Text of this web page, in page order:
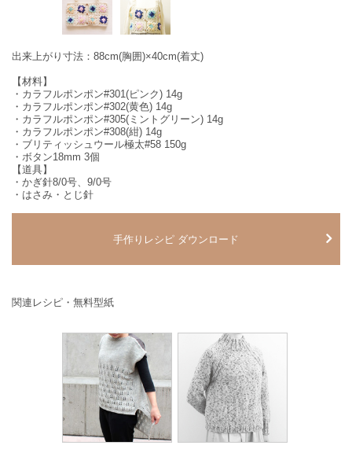
出来上がり寸法：88cm(胸囲)×40cm(着丈)
【材料】
・カラフルポンポン#301(ピンク) 14g
・カラフルポンポン#302(黄色) 14g
・カラフルポンポン#305(ミントグリーン) 14g
・カラフルポンポン#308(紺) 14g
・ブリティッシュウール極太#58 150g
・ボタン18mm 3個
【道具】
・かぎ針8/0号、9/0号
・はさみ・とじ針
手作りレシピ ダウンロード
関連レシピ・無料型紙